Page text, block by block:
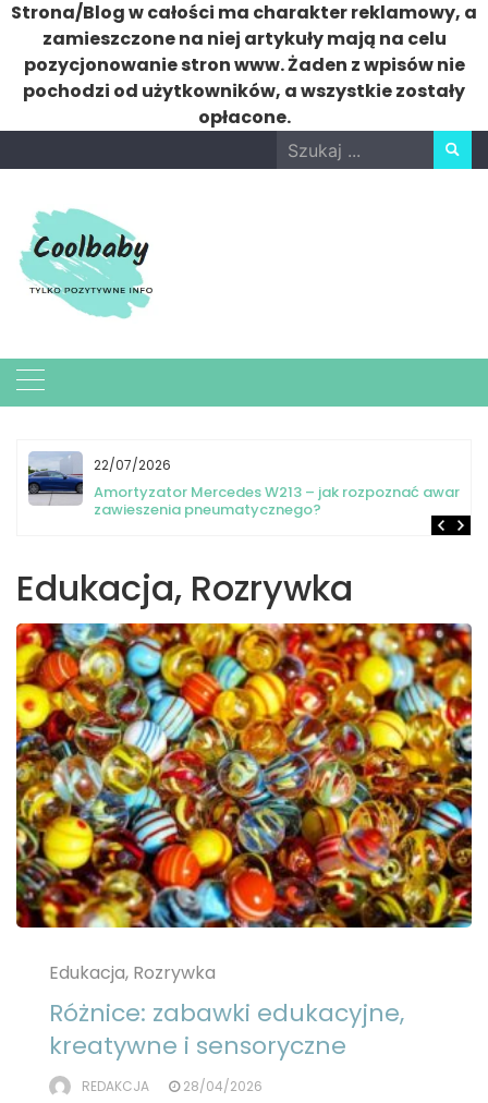
Strona/Blog w całości ma charakter reklamowy, a
zamieszczone na niej artykuły mają na celu
pozycjonowanie stron www. Żaden z wpisów nie
pochodzi od użytkowników, a wszystkie zostały
opłacone.
to
Search
for:
22/07/2026
Amortyzator Mercedes W213 – jak rozpoznać awarię
zawieszenia pneumatycznego?
Edukacja, Rozrywka
Edukacja, Rozrywka
Różnice: zabawki edukacyjne,
kreatywne i sensoryczne
REDAKCJA 28/04/2026